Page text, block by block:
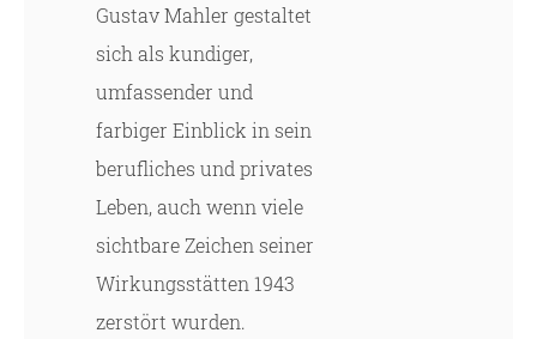
Gustav Mahler gestaltet
sich als kundiger,
umfassender und
farbiger Einblick in sein
berufliches und privates
Leben, auch wenn viele
sichtbare Zeichen seiner
Wirkungsstätten 1943
zerstört wurden.